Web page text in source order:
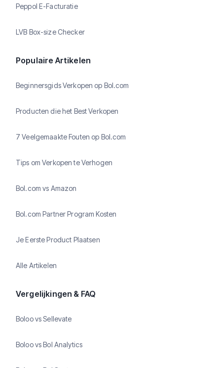
Peppol E-Facturatie
LVB Box-size Checker
Populaire Artikelen
Beginnersgids Verkopen op Bol.com
Producten die het Best Verkopen
7 Veelgemaakte Fouten op Bol.com
Tips om Verkopen te Verhogen
Bol.com vs Amazon
Bol.com Partner Program Kosten
Je Eerste Product Plaatsen
Alle Artikelen
Vergelijkingen & FAQ
Boloo vs Sellevate
Boloo vs Bol Analytics